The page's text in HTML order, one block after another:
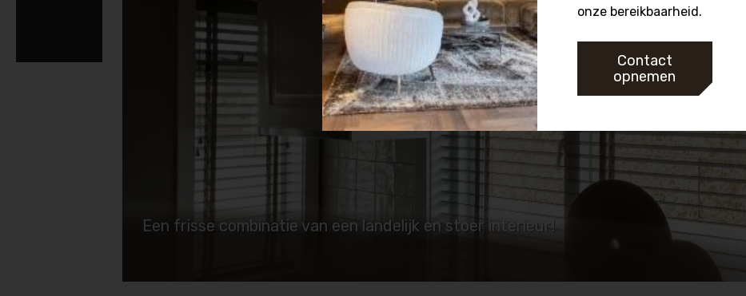
Een frisse combinatie van een landelijk en stoer interieur!
onze bereikbaarheid.
Contact
opnemen